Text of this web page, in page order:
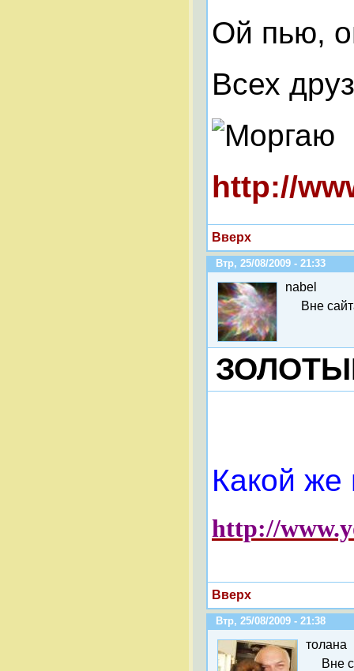
Ой пью,
Всех
http://
Вверх
Втр, 25/08/2009 - 21:33
nabel
Вне
Какой же
http://
Вверх
Втр, 25/08/2009 - 21:38
толана
Вне